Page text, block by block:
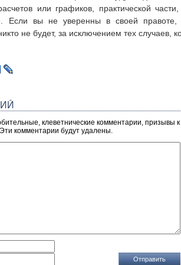
или графиков, практической
Если вы не уверенны в своей правоте,
не будет, за исключением тех случаев,
клеветнические комментарии, призывы
комментарии будут удалены.